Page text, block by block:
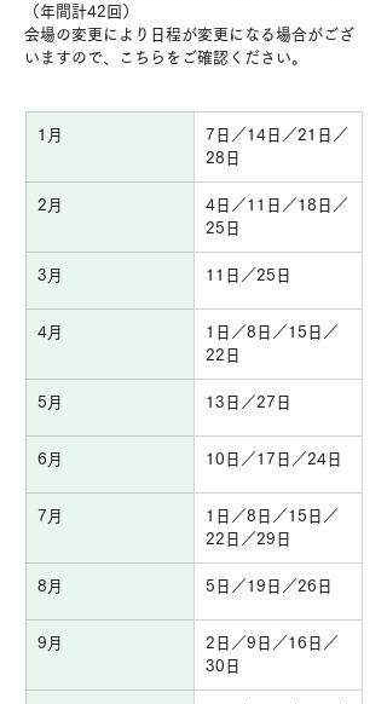
（年間計42回）
会場の変更により日程が変更になる場合がござ
いますので、こちらをご確認ください。
1月
7日／14日／21日／
28日
2月
4日／11日／18日／
25日
3月 11日／25日
4月
1日／8日／15日／
22日
5月 13日／27日
6月 10日／17日／24日
7月
1日／8日／15日／
22日／29日
8月 5日／19日／26日
9月
2日／9日／16日／
30日